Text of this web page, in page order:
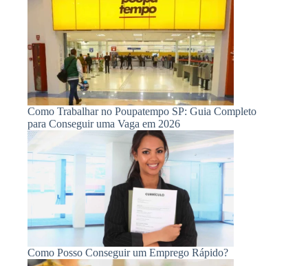
Como Trabalhar no Poupatempo SP: Guia Completo
para Conseguir uma Vaga em 2026
Como Posso Conseguir um Emprego Rápido?